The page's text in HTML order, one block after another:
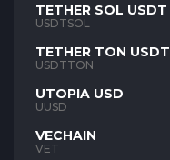
TETHER SOL USDT
USDTSOL
TETHER TON USDT
USDTTON
UTOPIA USD
UUSD
VECHAIN
VET